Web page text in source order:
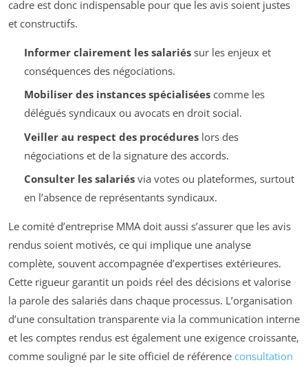
cadre est donc indispensable pour que les avis soient justes
et constructifs.
Informer clairement les salariéssur les enjeux et
conséquences des négociations.
Mobiliser des instances spécialiséescomme les
délégués syndicaux ou avocats en droit social.
Veiller au respect des procédureslors des
négociations et de la signature des accords.
Consulter les salariésvia votes ou plateformes, surtout
en l’absence de représentants syndicaux.
Le comité d’entreprise MMA doit aussi s’assurer que les avis
rendus soient motivés, ce qui implique une analyse
complète, souvent accompagnée d’expertises extérieures.
Cette rigueur garantit un poids réel des décisions et valorise
la parole des salariés dans chaque processus. L’organisation
d’une consultation transparente via la communication interne
et les comptes rendus est également une exigence croissante,
comme souligné par le site officiel de référence consultation